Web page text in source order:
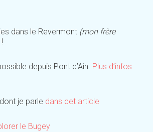
dans le Revermont (mon frère
depuis Pont d’Ain. Plus d’infos
je parle dans cet article
le Bugey